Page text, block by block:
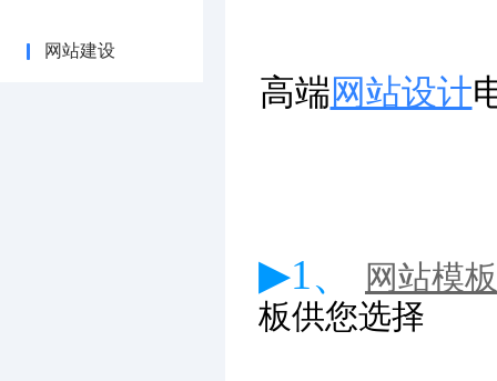
网站建设
高端网站设计
▶1、
网站模板
板供您选择